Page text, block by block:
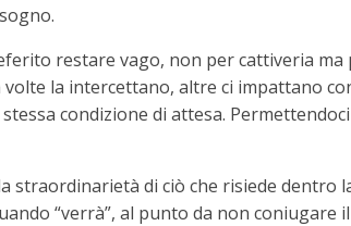
restare vago, non per cattiveria ma
la intercettano, altre ci impattano
condizione di attesa.
straordinarietà di ciò che risiede dentro
“verrà”, al punto da non coniugare